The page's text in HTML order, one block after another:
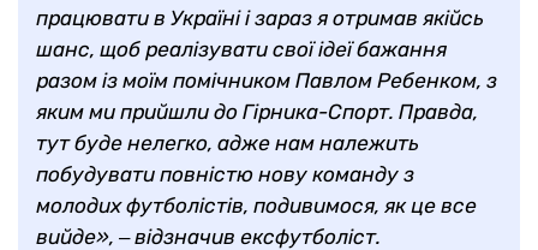
працювати в Україні і зараз я отримав якійсь
шанс, щоб реалізувати свої ідеї бажання
разом із моїм помічником Павлом Ребенком, з
яким ми прийшли до Гірника-Спорт. Правда,
тут буде нелегко, адже нам належить
побудувати повністю нову команду з
молодих футболістів, подивимося, як це все
вийде», ‒ відзначив ексфутболіст.